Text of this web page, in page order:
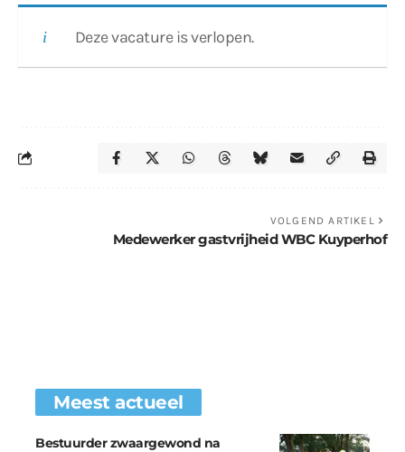
Deze vacature is verlopen.
VOLGEND ARTIKEL
Medewerker gastvrijheid WBC Kuyperhof
Meest actueel
Bestuurder zwaargewond na